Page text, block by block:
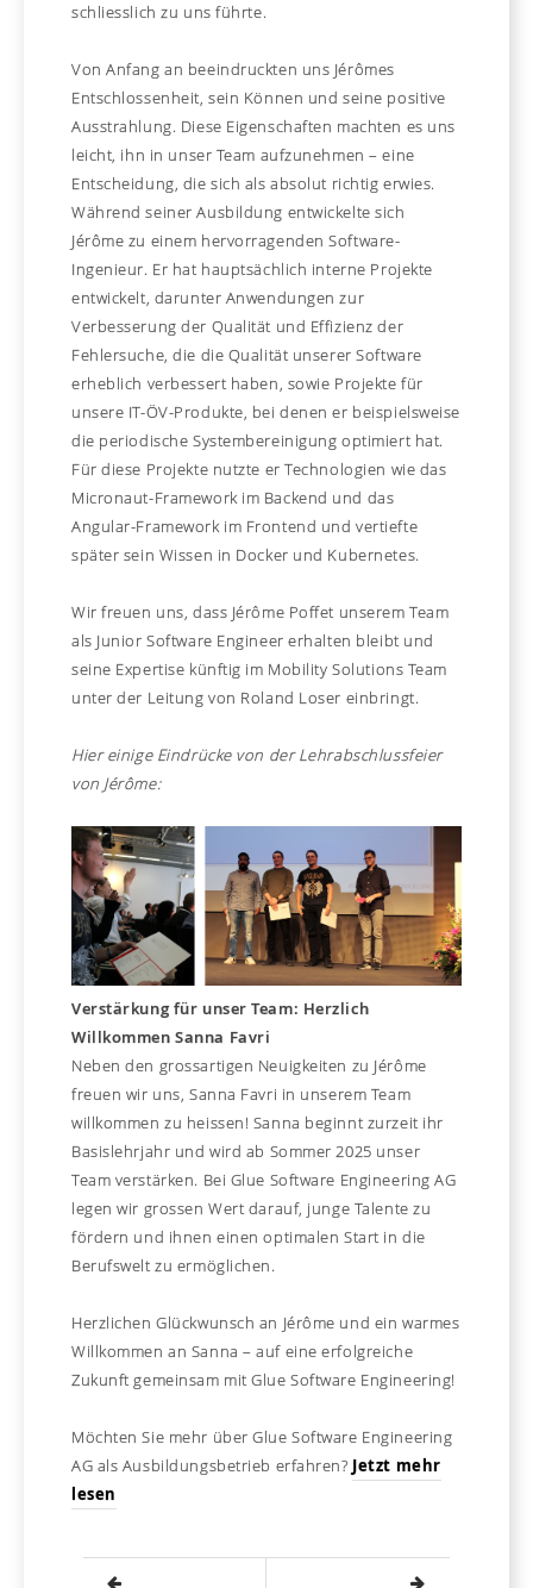
schliesslich zu uns führte.
Von Anfang an beeindruckten uns Jérômes
Entschlossenheit, sein Können und seine positive
Ausstrahlung. Diese Eigenschaften machten es uns
leicht, ihn in unser Team aufzunehmen – eine
Entscheidung, die sich als absolut richtig erwies.
Während seiner Ausbildung entwickelte sich
Jérôme zu einem hervorragenden Software-
Ingenieur. Er hat hauptsächlich interne Projekte
entwickelt, darunter Anwendungen zur
Verbesserung der Qualität und Effizienz der
Fehlersuche, die die Qualität unserer Software
erheblich verbessert haben, sowie Projekte für
unsere IT-ÖV-Produkte, bei denen er beispielsweise
die periodische Systembereinigung optimiert hat.
Für diese Projekte nutzte er Technologien wie das
Micronaut-Framework im Backend und das
Angular-Framework im Frontend und vertiefte
später sein Wissen in Docker und Kubernetes.
Wir freuen uns, dass Jérôme Poffet unserem Team
als Junior Software Engineer erhalten bleibt und
seine Expertise künftig im Mobility Solutions Team
unter der Leitung von Roland Loser einbringt.
Hier einige Eindrücke von der Lehrabschlussfeier
von Jérôme:
Verstärkung für unser Team: Herzlich
Willkommen Sanna Favri
Neben den grossartigen Neuigkeiten zu Jérôme
freuen wir uns, Sanna Favri in unserem Team
willkommen zu heissen! Sanna beginnt zurzeit ihr
Basislehrjahr und wird ab Sommer 2025 unser
Team verstärken. Bei Glue Software Engineering AG
legen wir grossen Wert darauf, junge Talente zu
fördern und ihnen einen optimalen Start in die
Berufswelt zu ermöglichen.
Herzlichen Glückwunsch an Jérôme und ein warmes
Willkommen an Sanna – auf eine erfolgreiche
Zukunft gemeinsam mit Glue Software Engineering!
Möchten Sie mehr über Glue Software Engineering
AG als Ausbildungsbetrieb erfahren? Jetzt mehr
lesen